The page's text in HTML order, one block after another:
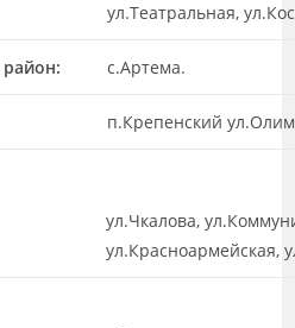
ул.Театральная,
с.Артема.
п.Крепенский
ул.Чкалова,
ул.Красноармейская,